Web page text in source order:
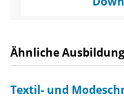
Ähnliche
Textil- und